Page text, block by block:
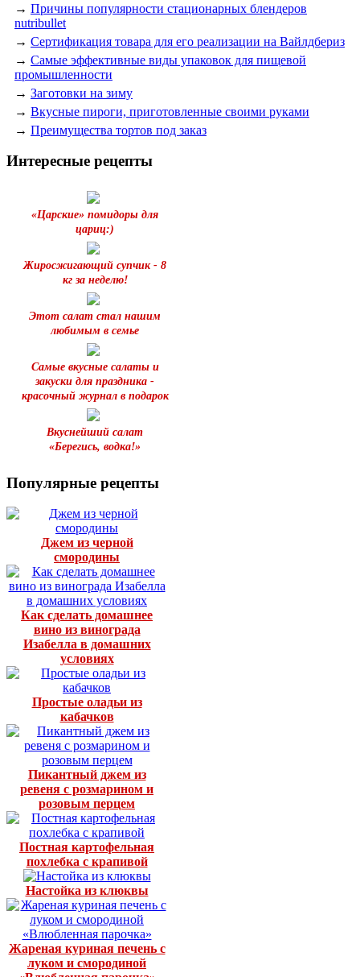
→ Причины популярности стационарных блендеров
nutribullet
→ Сертификация товара для его реализации на Вайлдбериз
→ Самые эффективные виды упаковок для пищевой
промышленности
→ Заготовки на зиму
→ Вкусные пироги, приготовленные своими руками
→ Преимущества тортов под заказ
Интересные рецепты
«Царские» помидоры для
цариц:)
Жиросжигающий супчик - 8
кг за неделю!
Этот салат стал нашим
любимым в семье
Самые вкусные салаты и
закуски для праздника -
красочный журнал в подарок
Вкуснейший салат
«Берегись, водка!»
Популярные рецепты
Джем из черной
смородины
Как сделать домашнее
вино из винограда
Изабелла в домашних
условиях
Простые оладьи из
кабачков
Пикантный джем из
ревеня с розмарином и
розовым перцем
Постная картофельная
похлебка с крапивой
Настойка из клюквы
Жареная куриная печень с
луком и смородиной